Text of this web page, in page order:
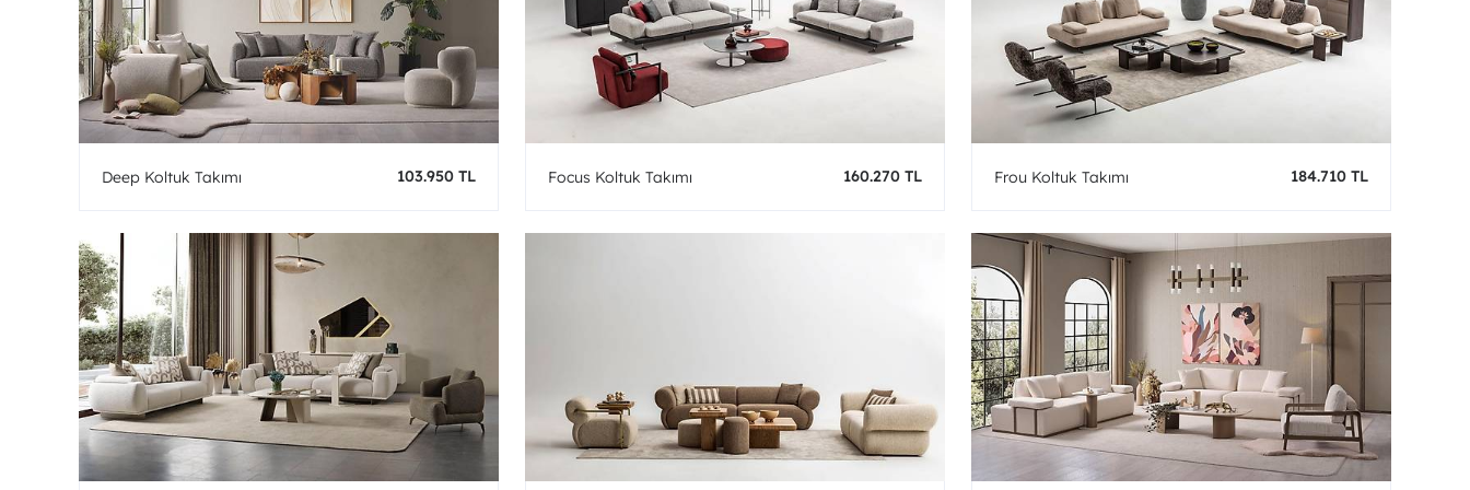
Deep Koltuk Takımı 103.950 TL Focus Koltuk Takımı 160.270 TL Frou Koltuk Takımı 184.710 TL